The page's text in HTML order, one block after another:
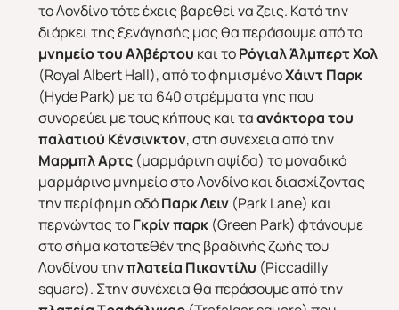
Απευθείας απο Ηράκλειο Εκτός Ευρώπης
το Λονδίνο τότε έχεις βαρεθεί να ζεις. Κατά την
διάρκει της ξενάγησής μας θα περάσουμε από το
μνημείο του Αλβέρτου και τοΡόγιαλ Άλμπερτ Χολ
(Royal Albert Hall), από το φημισμένοΧάιντ Παρκ
(Hyde Park) με τα 640 στρέμματα γης που
συνορεύει με τους κήπους και ταανάκτορα του
παλατιού Κένσινκτον, στη συνέχεια από την
Μαρμπλ Αρτς(μαρμάρινη αψίδα) το μοναδικό
μαρμάρινο μνημείο στο Λονδίνο και διασχίζοντας
την περίφημη οδόΠαρκ Λειν(Park Lane) και
περνώντας τοΓκρίν παρκ(Green Park) φτάνουμε
στο σήμα κατατεθέν της βραδινής ζωής του
Λονδίνου τηνπλατεία Πικαντίλυ (Piccadilly
square). Στην συνέχεια θα περάσουμε από την